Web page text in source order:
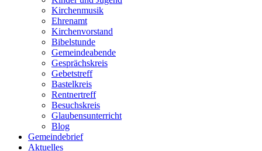
Kirchenmusik
Ehrenamt
Kirchenvorstand
Bibelstunde
Gemeindeabende
Gesprächskreis
Gebetstreff
Bastelkreis
Rentnertreff
Besuchskreis
Glaubensunterricht
Blog
Gemeindebrief
Aktuelles